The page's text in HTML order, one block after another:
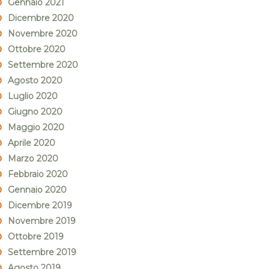
Gennaio 2021
Dicembre 2020
Novembre 2020
Ottobre 2020
Settembre 2020
Agosto 2020
Luglio 2020
Giugno 2020
Maggio 2020
Aprile 2020
Marzo 2020
Febbraio 2020
Gennaio 2020
Dicembre 2019
Novembre 2019
Ottobre 2019
Settembre 2019